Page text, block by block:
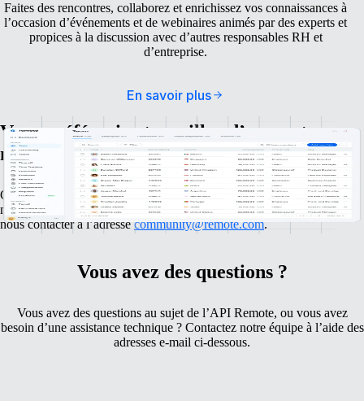
Faites des rencontres, collaborez et enrichissez vos connaissances à
l’occasion d’événements et de webinaires animés par des experts et
propices à la discussion avec d’autres responsables RH et
d’entreprise.
En savoir plus
Vous préféreriez travailler d’une autre
manière avec notre équipe marketing ?
C’est avec plaisir que nous discutons avec des personnes et des
marques exceptionnelles. Si vous avez des questions, n’hésitez pas à
nous contacter à l’adresse community@remote.com.
Vous avez des questions ?
Vous avez des questions au sujet de l’API Remote, ou vous avez
besoin d’une assistance technique ? Contactez notre équipe à l’aide des
adresses e-mail ci-dessous.